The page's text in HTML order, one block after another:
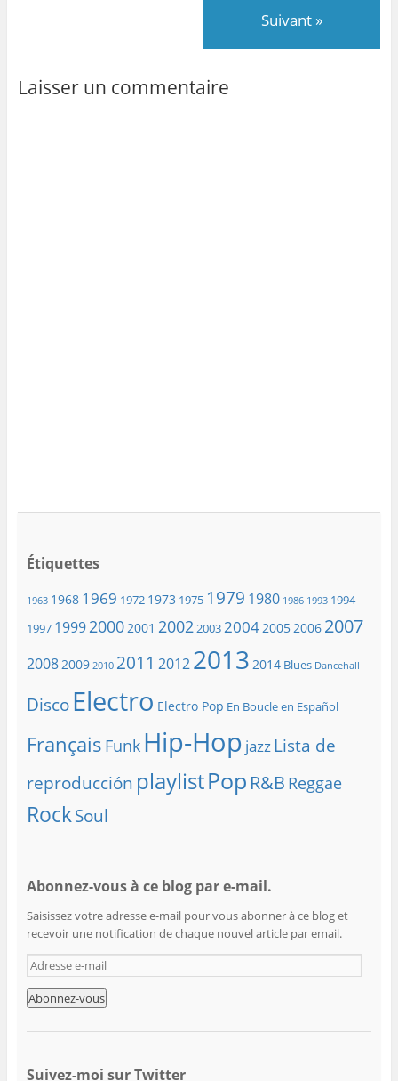
Suivant »
Laisser un commentaire
Étiquettes
1963 1968 1969 1972 1973 1975 1979 1980 1986 1993 1994
1997 19992000 2001 200220032004 2005 2006 2007
2008 2009 2010 2011 20122013 2014 Blues Dancehall
Disco Electro Electro Pop En Boucle en Español
Français Funk Hip-Hop jazzLista de
reproducción playlistPop R&B Reggae
RockSoul
Abonnez-vous à ce blog par e-mail.
Saisissez votre adresse e-mail pour vous abonner à ce blog et
recevoir une notification de chaque nouvel article par email.
A
d
r
s
e
Suivez-moi sur Twitter